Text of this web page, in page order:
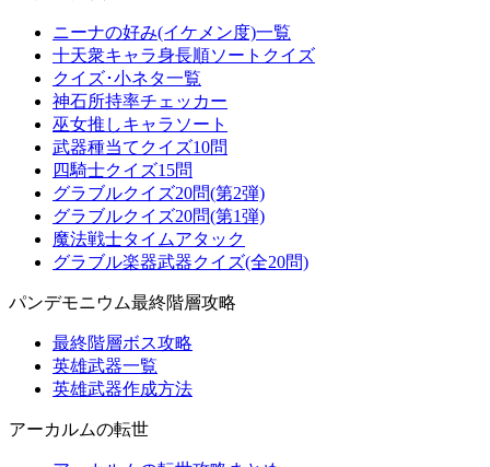
ニーナの好み(イケメン度)一覧
十天衆キャラ身長順ソートクイズ
クイズ･小ネタ一覧
神石所持率チェッカー
巫女推しキャラソート
武器種当てクイズ10問
四騎士クイズ15問
グラブルクイズ20問(第2弾)
グラブルクイズ20問(第1弾)
魔法戦士タイムアタック
グラブル楽器武器クイズ(全20問)
パンデモニウム最終階層攻略
最終階層ボス攻略
英雄武器一覧
英雄武器作成方法
アーカルムの転世